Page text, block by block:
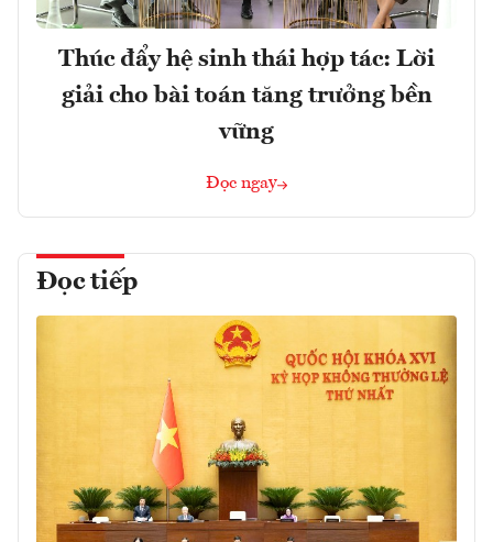
Thúc đẩy hệ sinh thái hợp tác: Lời
giải cho bài toán tăng trưởng bền
vững
Đọc ngay
Đọc tiếp